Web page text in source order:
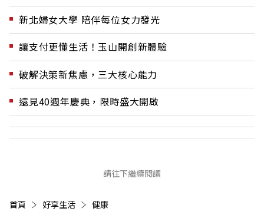
新北婦女大學 陪伴每位女力發光
讓支付更懂生活！玉山開創新體驗
破解決策新焦慮，三大核心能力
遠見40週年慶典，限時盛大開啟
請往下繼續閱讀
首頁 好享生活 健康